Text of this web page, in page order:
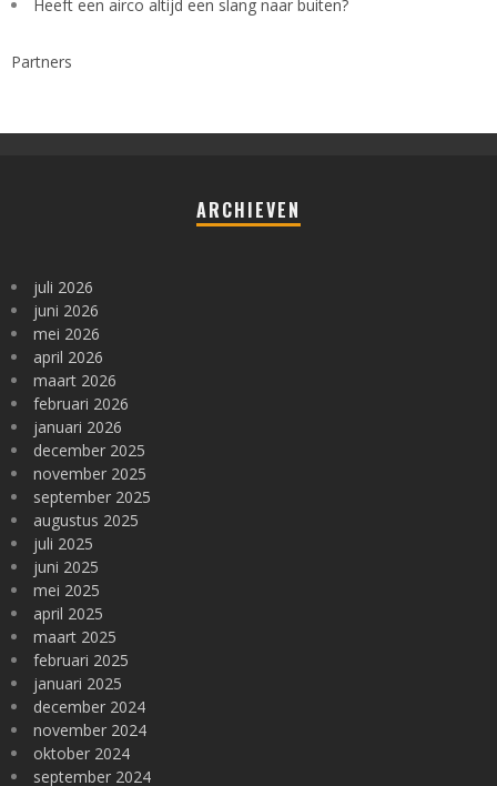
Heeft een airco altijd een slang naar buiten?
Partners
ARCHIEVEN
juli 2026
juni 2026
mei 2026
april 2026
maart 2026
februari 2026
januari 2026
december 2025
november 2025
september 2025
augustus 2025
juli 2025
juni 2025
mei 2025
april 2025
maart 2025
februari 2025
januari 2025
december 2024
november 2024
oktober 2024
september 2024